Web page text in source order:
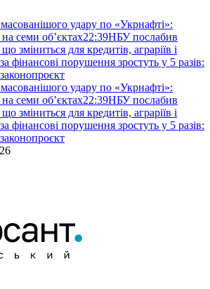
удару по «Укрнафті»:
семи об’єктах22:39НБУ послабив
зміниться для кредитів, аграріїв і
фінансові порушення зростуть у 5 разів:
удару по «Укрнафті»:
семи об’єктах22:39НБУ послабив
зміниться для кредитів, аграріїв і
фінансові порушення зростуть у 5 разів: